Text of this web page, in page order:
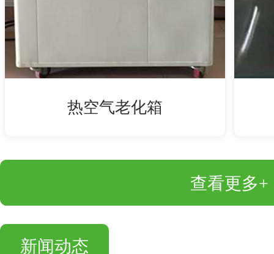
热空气老化箱
查看更多+
新闻动态